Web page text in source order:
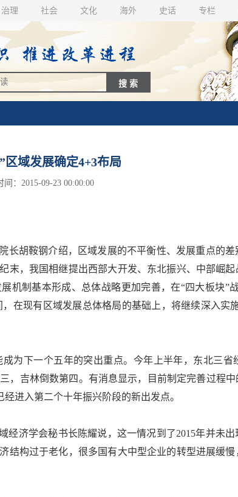
治理 社会 文化 海外 史话 专栏
区域发展确定4+3布局
间：2015-09-23 00:00:00
胡鞍钢介绍，区域发展的不平衡性、发展重点的差
末，我国相继提出西部大开发、东北振兴、中部崛
机制基本形成、总体战略更加完善，在“四大板块”
在现有区域发展总体格局的基础上，将继续深入实
下一个五年的突出重点。今年上半年，东北三省
，吉林倒数第四。有消息显示，目前制定完善过程
进入第二个十年振兴阶段的新出发点。
济学会秘书长陈耀说，这一情况到了2015年并未
结构过于老化，很多国有大中型企业的转型进展缓